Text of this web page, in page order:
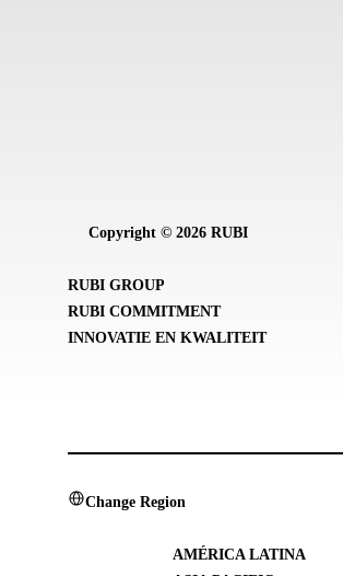
Copyright © 2026 RUBI
RUBI GROUP
RUBI COMMITMENT
INNOVATIE EN KWALITEIT
Change Region
AMÉRICA LATINA